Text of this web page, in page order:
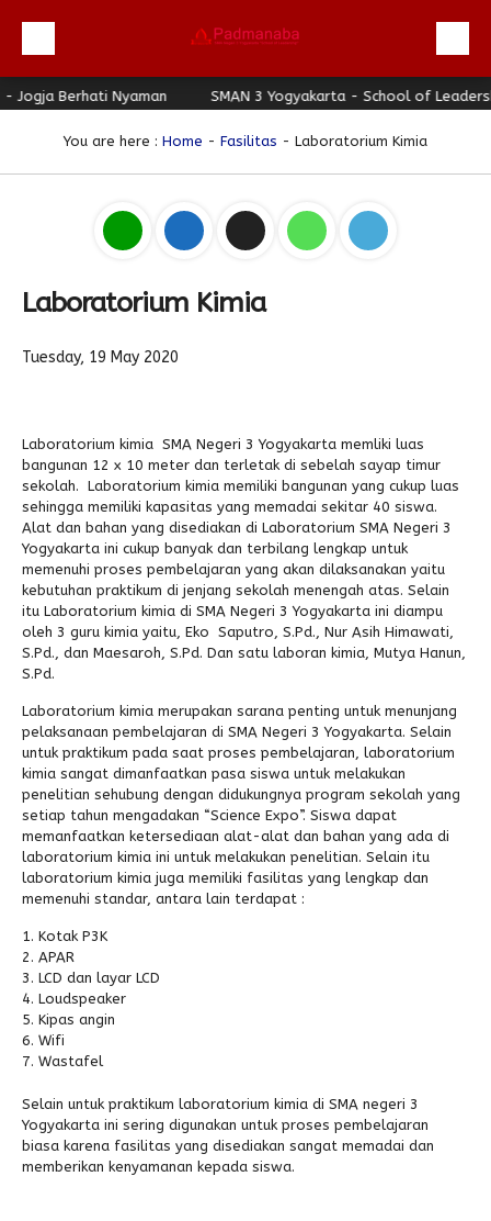
Beranda
Berita
Galeri
Link Referensi
PPDB
Alumni
Berhati Nyaman SMAN 3 Yogyakarta - School of
You are here : Home - Fasilitas - Laboratorium Kimia
Laboratorium Kimia
Tuesday, 19 May 2020
Laboratorium kimia SMA Negeri 3 Yogyakarta memliki luas
bangunan 12 x 10 meter dan terletak di sebelah sayap timur
sekolah. Laboratorium kimia memiliki bangunan yang cukup luas
sehingga memiliki kapasitas yang memadai sekitar 40 siswa.
Alat dan bahan yang disediakan di Laboratorium SMA Negeri 3
Yogyakarta ini cukup banyak dan terbilang lengkap untuk
memenuhi proses pembelajaran yang akan dilaksanakan yaitu
kebutuhan praktikum di jenjang sekolah menengah atas. Selain
itu Laboratorium kimia di SMA Negeri 3 Yogyakarta ini diampu
oleh 3 guru kimia yaitu, Eko Saputro, S.Pd., Nur Asih Himawati,
S.Pd., dan Maesaroh, S.Pd. Dan satu laboran kimia, Mutya Hanun,
S.Pd.
Laboratorium kimia merupakan sarana penting untuk menunjang
pelaksanaan pembelajaran di SMA Negeri 3 Yogyakarta. Selain
untuk praktikum pada saat proses pembelajaran, laboratorium
kimia sangat dimanfaatkan pasa siswa untuk melakukan
penelitian sehubung dengan didukungnya program sekolah yang
setiap tahun mengadakan “Science Expo”. Siswa dapat
memanfaatkan ketersediaan alat-alat dan bahan yang ada di
laboratorium kimia ini untuk melakukan penelitian. Selain itu
laboratorium kimia juga memiliki fasilitas yang lengkap dan
memenuhi standar, antara lain terdapat :
Kotak P3K
APAR
LCD dan layar LCD
Loudspeaker
Kipas angin
Wifi
Wastafel
Selain untuk praktikum laboratorium kimia di SMA negeri 3
Yogyakarta ini sering digunakan untuk proses pembelajaran
biasa karena fasilitas yang disediakan sangat memadai dan
memberikan kenyamanan kepada siswa.